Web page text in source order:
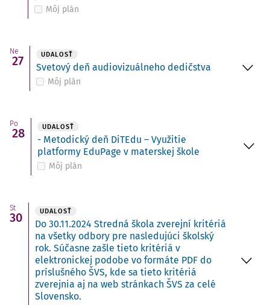
Môj plán
Ne
27 UDALOSŤ
Svetový deň audiovizuálneho dedičstva
Môj plán
Po
28 UDALOSŤ
- Metodický deň DiTEdu – Využitie
platformy EduPage v materskej škole
Môj plán
St
30 UDALOSŤ
Do 30.11.2024 Stredná škola zverejní kritériá
na všetky odbory pre nasledujúci školský
rok. Súčasne zašle tieto kritériá v
elektronickej podobe vo formáte PDF do
príslušného ŠVS, kde sa tieto kritériá
zverejnia aj na web stránkach ŠVS za celé
Slovensko.